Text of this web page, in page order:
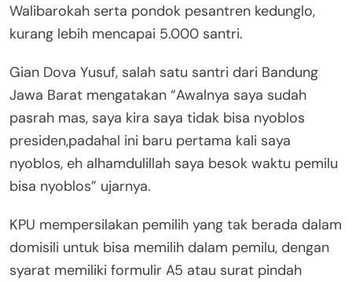
Walibarokah serta pondok pesantren kedunglo,
kurang lebih mencapai 5.000 santri.
Gian Dova Yusuf, salah satu santri dari Bandung
Jawa Barat mengatakan “Awalnya saya sudah
pasrah mas, saya kira saya tidak bisa nyoblos
presiden,padahal ini baru pertama kali saya
nyoblos, eh alhamdulillah saya besok waktu pemilu
bisa nyoblos” ujarnya.
KPU mempersilakan pemilih yang tak berada dalam
domisili untuk bisa memilih dalam pemilu, dengan
syarat memiliki formulir A5 atau surat pindah